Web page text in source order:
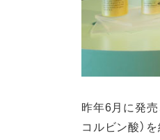
昨年6月に発売
コルビン酸）